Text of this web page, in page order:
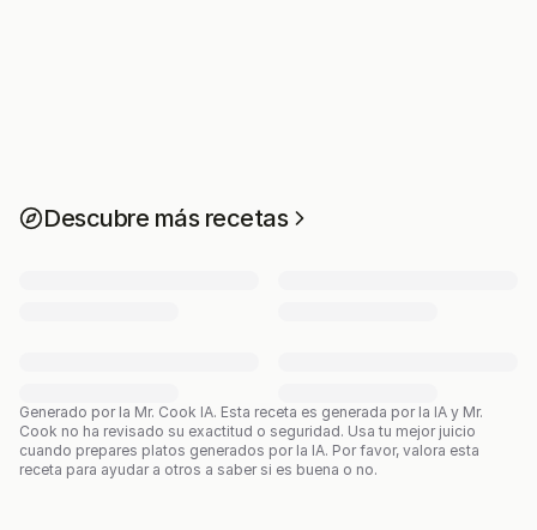
Descubre más recetas
Generado por la Mr. Cook IA. Esta receta es generada por la IA y Mr.
Cook no ha revisado su exactitud o seguridad. Usa tu mejor juicio
cuando prepares platos generados por la IA. Por favor, valora esta
receta para ayudar a otros a saber si es buena o no.